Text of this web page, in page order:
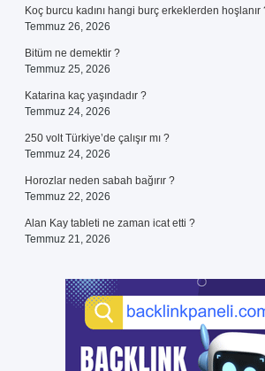
Koç burcu kadını hangi burç erkeklerden hoşlanır
Temmuz 26, 2026
Bitüm ne demektir ?
Temmuz 25, 2026
Katarina kaç yaşındadır ?
Temmuz 24, 2026
250 volt Türkiye’de çalışır mı ?
Temmuz 24, 2026
Horozlar neden sabah bağırır ?
Temmuz 22, 2026
Alan Kay tableti ne zaman icat etti ?
Temmuz 21, 2026